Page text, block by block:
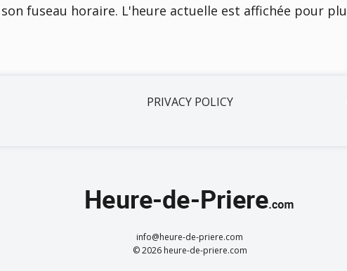
son fuseau horaire. L'heure actuelle est affichée pour
PRIVACY POLICY
info@heure-de-priere.com
© 2026 heure-de-priere.com